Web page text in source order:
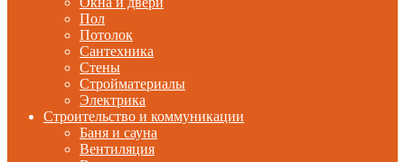
Пол
Потолок
Сантехника
Стены
Стройматериалы
Электрика
Строительство и коммуникации
Баня и сауна
Вентиляция